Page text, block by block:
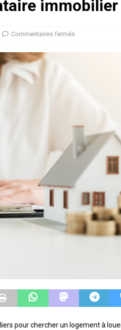
immobilier
Commentaires fermés
pour chercher un logement à